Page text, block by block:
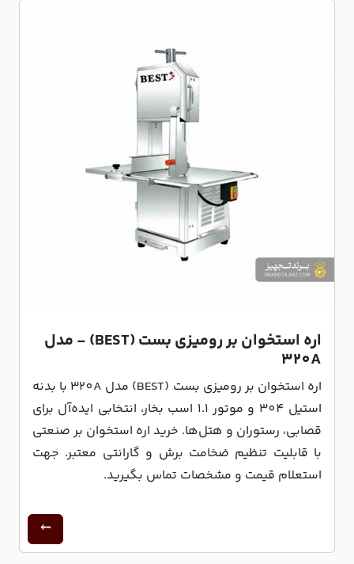
اره استخوان بر رومیزی بست (BEST) - مدل
320A
اره استخوان بر رومیزی بست (BEST) مدل 320A با بدنه
استیل 304 و موتور 1.1 اسب بخار، انتخابی ایده‌آل برای
قصابی، رستوران و هتل‌ها. خرید اره استخوان بر صنعتی
با قابلیت تنظیم ضخامت برش و گارانتی معتبر. جهت
استعلام قیمت و مشخصات تماس بگیرید.